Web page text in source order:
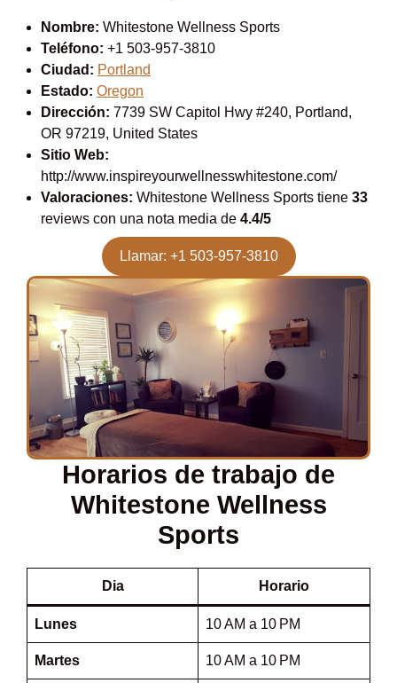
Nombre: Whitestone Wellness Sports
Teléfono: +1 503-957-3810
Ciudad: Portland
Estado: Oregon
Dirección: 7739 SW Capitol Hwy #240, Portland,
OR 97219, United States
Sitio Web:
http://www.inspireyourwellnesswhitestone.com/
Valoraciones: Whitestone Wellness Sports tiene 33
reviews con una nota media de 4.4/5
Llamar: +1 503-957-3810
Horarios de trabajo de
Whitestone Wellness
Sports
Dia Horario
Lunes 10 AM a 10 PM
Martes 10 AM a 10 PM